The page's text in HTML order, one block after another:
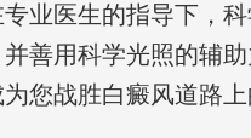
业医生的指导下，
善用科学光照的辅助
您战胜白癜风道路